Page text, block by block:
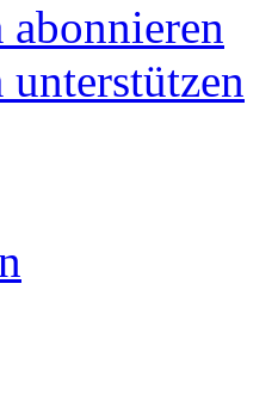
abonnieren
unterstützen